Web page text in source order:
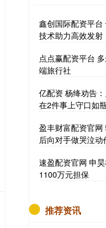
鑫创国际配资平台
技术助力高效发射
点点赢配资平台
端旅行社
亿配资 杨绛劝告
在2件事上守口如
盈丰财富配资官
后向对手做哭泣
速盈配资官网 申
1100万元担保
推荐资讯